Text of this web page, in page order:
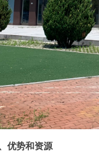
优势和资源